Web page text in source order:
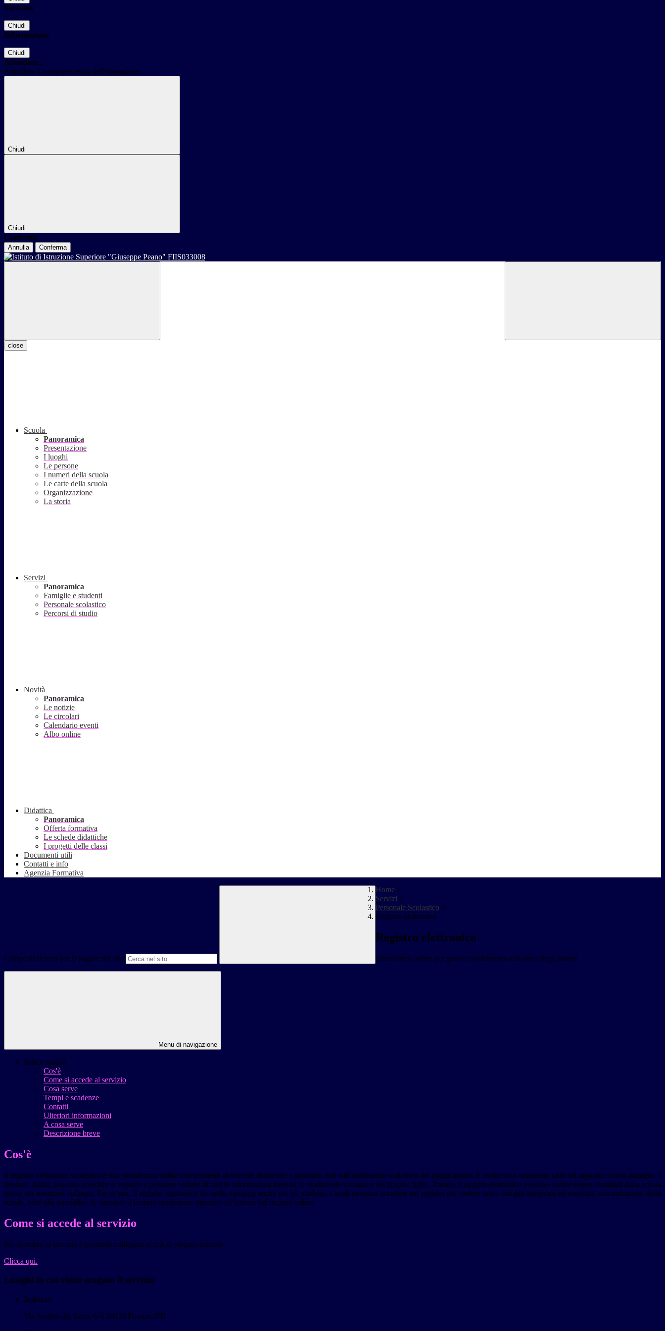
Successo
Chiudi
Informazione
Chiudi
Attendere...
Attendere il completamento dell'operazione...
Chiudi
Chiudi
Conferma
Annulla Conferma
close
Scuola
Panoramica
Presentazione
I luoghi
Le persone
I numeri della scuola
Le carte della scuola
Organizzazione
La storia
Servizi
Panoramica
Famiglie e studenti
Personale scolastico
Percorsi di studio
Novità
Panoramica
Le notizie
Le circolari
Calendario eventi
Albo online
Didattica
Panoramica
Offerta formativa
Le schede didattiche
I progetti delle classi
Documenti utili
Contatti e info
Agenzia Formativa
Campo di ricerca per le pagine del sito
Home >
Servizi >
Personale Scolastico >
Registro elettronico
Registro elettronico
Piattaforma online per gestire l'andamento scolastico degli alunni.
Menu di navigazione
Indice pagina
Cos'è
Come si accede al servizio
Cosa serve
Tempi e scadenze
Contatti
Ulteriori informazioni
A cosa serve
Descrizione breve
Cos'è
Il registro elettronico scolastico è una piattaforma online che permette al docente di inserire i principali dati sull’andamento scolastico dei propri alunni. È inoltre uno strumento utile nel rapporto scuola-famiglia. I
genitori, infatti, possono accedere al registro e prendere visione di tutti le informazioni inerenti al rendimento scolastico del proprio figlio. Tramite il registro elettronico possono inoltre essere contattati dalla scuola
stessa per eventuali colloqui. Per di più, Il registro elettronico ha molti vantaggi anche per gli studenti, i quali possono accedere sul registro per vedere tutti i compiti assegnati ed eventuali comunicazioni della
scuola, oltre alla possibilità di visionare il proprio rendimento trascritto all’interno del registro online.
Come si accede al servizio
Per accedere al servizio è possibile collegarsi al link di seguito indicato.
Clicca qui.
Luoghi in cui viene erogato il servizio
Indirizzo
Via Andrea del Sarto, 6/A 50135 Firenze (FI)